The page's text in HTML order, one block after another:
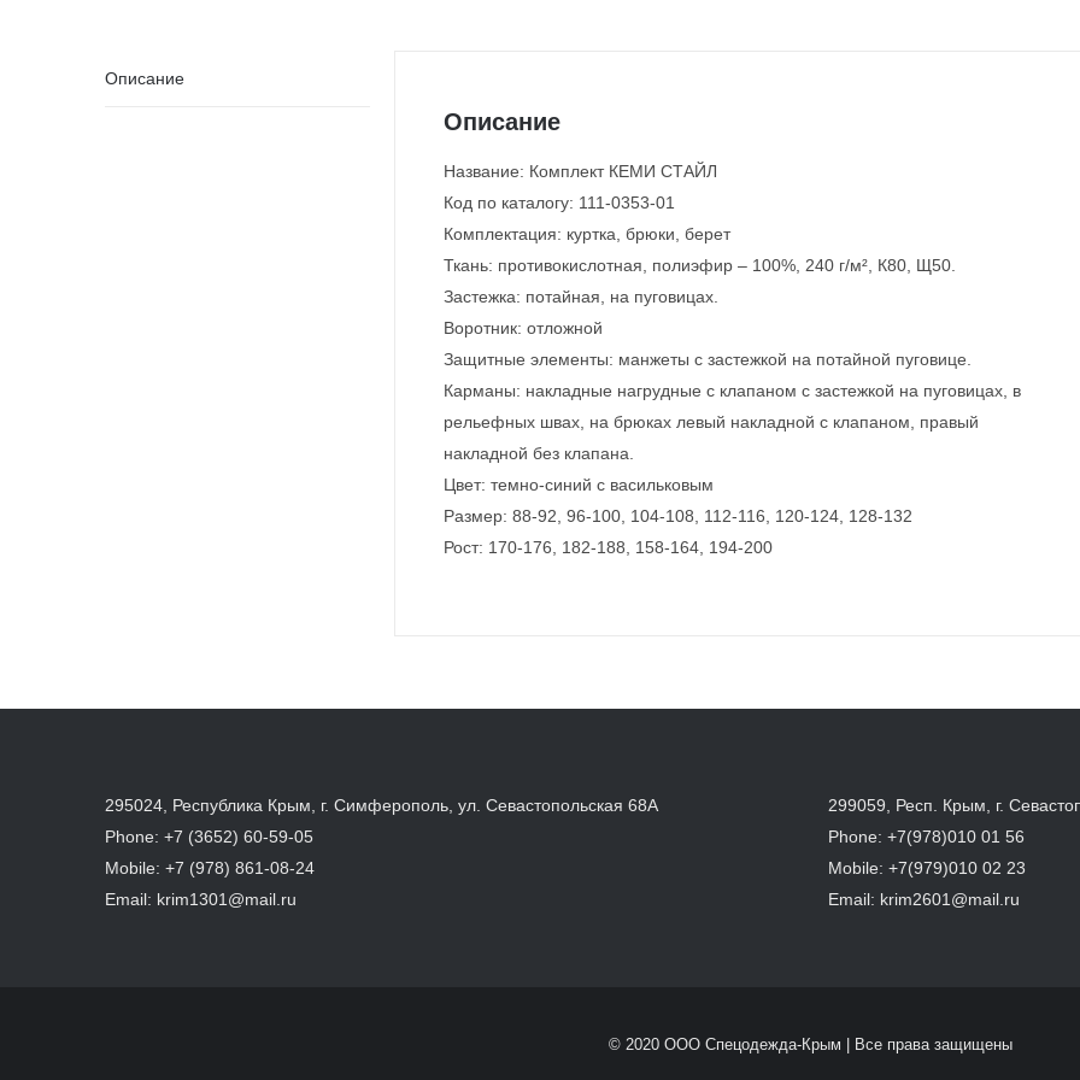
Описание
Описание
Название: Комплект КЕМИ СТАЙЛ
Код по каталогу: 111-0353-01
Комплектация: куртка, брюки, берет
Ткань: противокислотная, полиэфир – 100%, 240 г/м², К80, Щ50.
Застежка: потайная, на пуговицах.
Воротник: отложной
Защитные элементы: манжеты с застежкой на потайной пуговице.
Карманы: накладные нагрудные с клапаном с застежкой на пуговицах, в
рельефных швах, на брюках левый накладной с клапаном, правый
накладной без клапана.
Цвет: темно-синий с васильковым
Размер: 88-92, 96-100, 104-108, 112-116, 120-124, 128-132
Рост: 170-176, 182-188, 158-164, 194-200
295024, Республика Крым, г. Симферополь, ул. Севастопольская 68А
Phone: +7 (3652) 60-59-05
Mobile: +7 (978) 861-08-24
Email: krim1301@mail.ru
299059, Респ. Крым, г.
Phone: +7(978)010 01 56
Mobile: +7(979)010 02 23
Email: krim2601@mail.ru
© 2020 ООО Спецодежда-Крым | Все права защищены